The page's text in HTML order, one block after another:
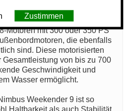
9 erfolgt über
Sie haben die Wahl
Motoren mit 300 oder 350 PS
die ebenfalls
sind. Diese motorisierten
von bis zu 700
Geschwindigkeit und
Wasser ermöglicht.
Weekender 9 ist so
Haltbarkeit als auch Stabilität
Zustimmen